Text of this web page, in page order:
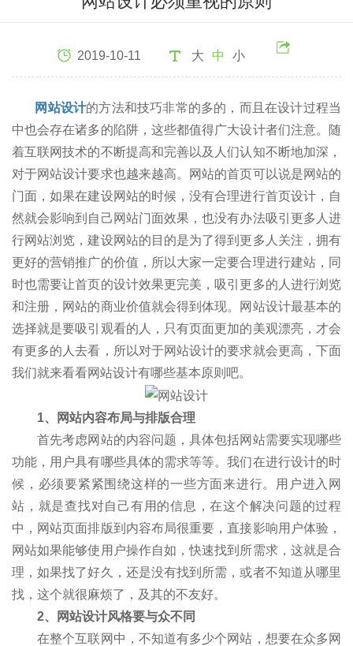
2019-10-11 大 中 小
网站设计的方法和技巧非常的多的，而且在设计过程当
中也会存在诸多的陷阱，这些都值得广大设计者们注意。随
着互联网技术的不断提高和完善以及人们认知不断地加深，
对于网站设计要求也越来越高。网站的首页可以说是网站的
门面，如果在建设网站的时候，没有合理进行首页设计，自
然就会影响到自己网站门面效果，也没有办法吸引更多人进
行网站浏览，建设网站的目的是为了得到更多人关注，拥有
更好的营销推广的价值，所以大家一定要合理进行建站，同
时也需要让首页的设计效果更完美，吸引更多的人进行浏览
和注册，网站的商业价值就会得到体现。网站设计最基本的
选择就是要吸引观看的人，只有页面更加的美观漂亮，才会
有更多的人去看，所以对于网站设计的要求就会更高，下面
我们就来看看网站设计有哪些基本原则吧。
1、网站内容布局与排版合理
首先考虑网站的内容问题，具体包括网站需要实现哪些
功能，用户具有哪些具体的需求等等。我们在进行设计的时
候，必须要紧紧围绕这样的一些方面来进行。用户进入网
站，就是查找对自己有用的信息，在这个解决问题的过程
中，网站页面排版到内容布局很重要，直接影响用户体验，
网站如果能够使用户操作自如，快速找到所需求，这就是合
理，如果找了好久，还是没有找到所需，或者不知道从哪里
找，这个就很麻烦了，及其的不友好。
2、网站设计风格要与众不同
在整个互联网中，不知道有多少个网站，想要在众多网